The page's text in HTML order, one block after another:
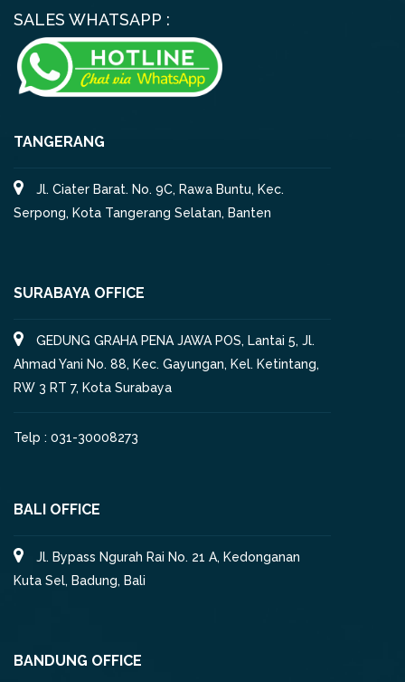
SALES WHATSAPP :
TANGERANG
Jl. Ciater Barat. No. 9C, Rawa Buntu, Kec.
Serpong, Kota Tangerang Selatan, Banten
SURABAYA OFFICE
GEDUNG GRAHA PENA JAWA POS, Lantai 5, Jl.
Ahmad Yani No. 88, Kec. Gayungan, Kel. Ketintang,
RW 3 RT 7, Kota Surabaya
Telp : 031-30008273
BALI OFFICE
Jl. Bypass Ngurah Rai No. 21 A, Kedonganan
Kuta Sel, Badung, Bali
BANDUNG OFFICE